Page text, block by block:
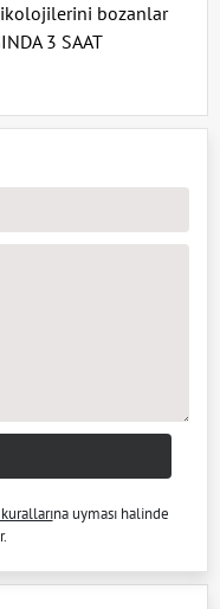
bozanlar
3 SAAT
na uyması halinde